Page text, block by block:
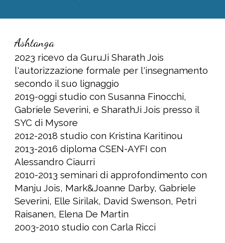
Ashtanga
2023 ricevo da GuruJi Sharath Jois
l'autorizzazione formale per l'insegnamento
secondo il suo lignaggio
2019-oggi studio con Susanna Finocchi,
Gabriele Severini, e SharathJi Jois presso il
SYC di Mysore
2012-2018 studio con Kristina Karitinou
2013-2016 diploma CSEN-AYFI con
Alessandro Ciaurri
2010-2013 seminari di approfondimento con
Manju Jois, Mark&Joanne Darby, Gabriele
Severini, Elle Sirilak, David Swenson, Petri
Raisanen, Elena De Martin
2003-2010 studio con Carla Ricci